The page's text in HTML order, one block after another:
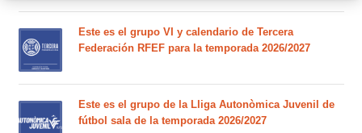
Este es el grupo VI y calendario de Tercera
Federación RFEF para la temporada 2026/2027
Este es el grupo de la Lliga Autonòmica Juvenil de
fútbol sala de la temporada 2026/2027